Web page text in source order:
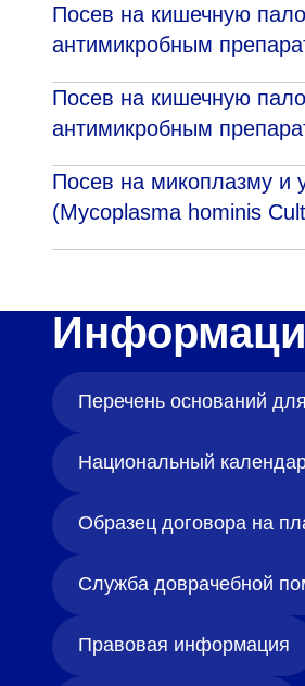
Посев на кишечную
антимикробным
Посев на кишечную
антимикробным
Посев на микоплазму и
(Mycoplasma hominis
Перечень оснований
Национальный
Образец договора на
Служба доврачебной
Правовая информация